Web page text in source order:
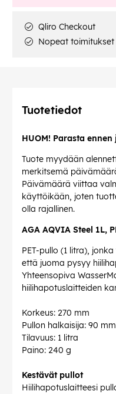
Qliro Checkout
Nopeat toimitukset
Tuotetiedot
HUOM! Parasta
Tuote myydään
merkitsemä
Päivämäärä viittaa
käyttöikään, joten
olla rajallinen.
AGA AQVIA Steel 1L,
PET-pullo (1 litra),
että juoma pysyy
Yhteensopiva
hiilihapotuslaitteiden
Korkeus: 270 mm
Pullon halkaisija: 90 mm
Tilavuus: 1 litra
Paino: 240 g
Kestävät pullot
Hiilihapotuslaitteesi